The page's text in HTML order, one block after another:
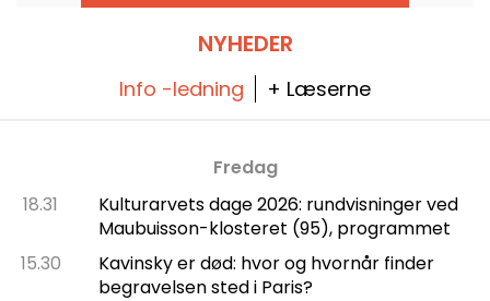
NYHEDER
Info -ledning + Læserne
Fredag
18.31
Kulturarvets dage 2026: rundvisninger ved
Maubuisson-klosteret (95), programmet
15.30
Kavinsky er død: hvor og hvornår finder
begravelsen sted i Paris?